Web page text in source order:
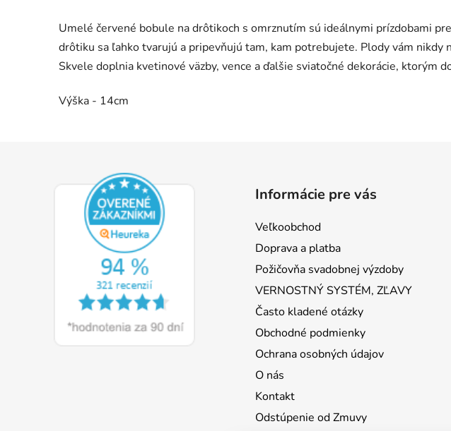
Umelé červené bobule na drôtikoch s omrznutím sú ideálnymi prízdobami
drôtiku sa ľahko tvarujú a pripevňujú tam, kam potrebujete. Plody vám nikdy
Skvele doplnia kvetinové väzby, vence a ďalšie sviatočné dekorácie, ktorým
Výška - 14cm
Informácie pre vás
Veľkoobchod
Doprava a platba
Požičovňa svadobnej výzdoby
VERNOSTNÝ SYSTÉM, ZĽAVY
Často kladené otázky
Obchodné podmienky
Ochrana osobných údajov
O nás
Kontakt
Odstúpenie od Zmuvy